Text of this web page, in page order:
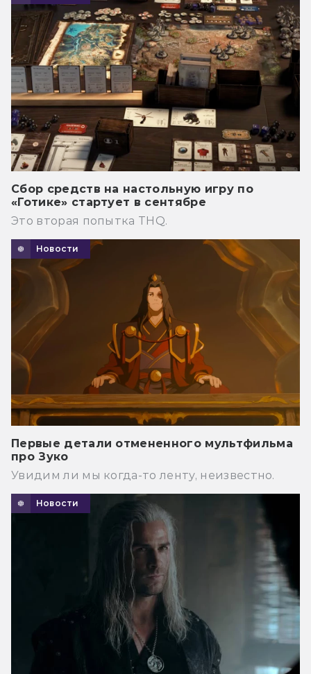
Сбор средств на настольную игру по
«Готике» стартует в сентябре
Это вторая попытка THQ.
Новости
Первые детали отмененного мультфильма
про Зуко
Увидим ли мы когда-то ленту, неизвестно.
Новости